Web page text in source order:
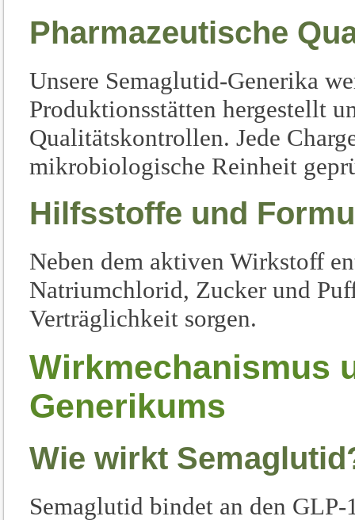
Pharmazeutische
Unsere Semaglutid-Generika
Produktionsstätten hergestellt
Qualitätskontrollen. Jede
mikrobiologische Reinheit
Hilfsstoffe und
Neben dem aktiven Wirkstoff
Natriumchlorid, Zucker und
Verträglichkeit sorgen.
Wirkmechanismus
Generikums
Wie wirkt
Semaglutid bindet an den